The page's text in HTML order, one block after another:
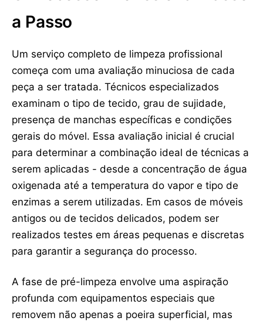
a Passo
Um serviço completo de limpeza profissional
começa com uma avaliação minuciosa de cada
peça a ser tratada. Técnicos especializados
examinam o tipo de tecido, grau de sujidade,
presença de manchas específicas e condições
gerais do móvel. Essa avaliação inicial é crucial
para determinar a combinação ideal de técnicas a
serem aplicadas - desde a concentração de água
oxigenada até a temperatura do vapor e tipo de
enzimas a serem utilizadas. Em casos de móveis
antigos ou de tecidos delicados, podem ser
realizados testes em áreas pequenas e discretas
para garantir a segurança do processo.
A fase de pré-limpeza envolve uma aspiração
profunda com equipamentos especiais que
removem não apenas a poeira superficial, mas